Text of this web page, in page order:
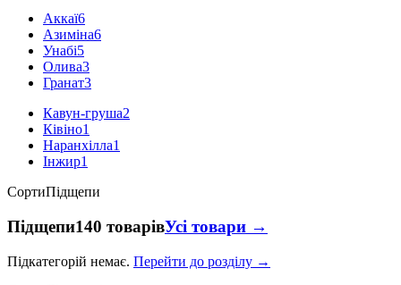
Аккаї6
Азиміна6
Унабі5
Олива3
Гранат3
Кавун-груша2
Ківіно1
Наранхілла1
Інжир1
СортиПідщепи
Підщепи140 товарівУсі товари →
Підкатегорій немає. Перейти до розділу →